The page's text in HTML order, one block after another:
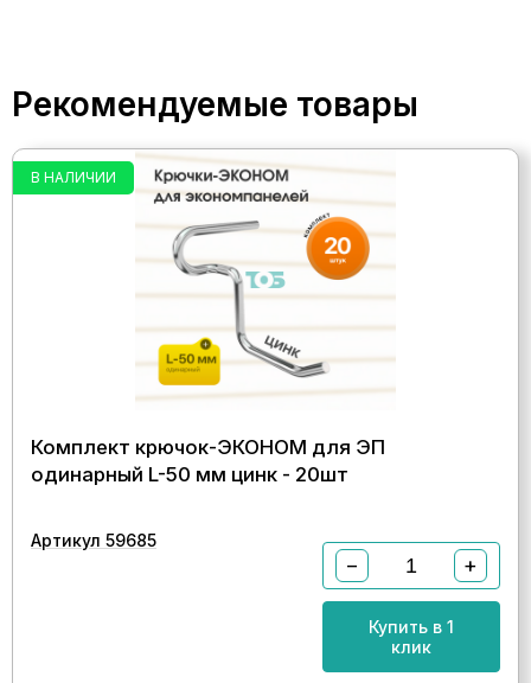
Рекомендуемые товары
В НАЛИЧИИ
Комплект крючок-ЭКОНОМ для ЭП
одинарный L-50 мм цинк - 20шт
Артикул 59685
− +
Купить в 1
клик